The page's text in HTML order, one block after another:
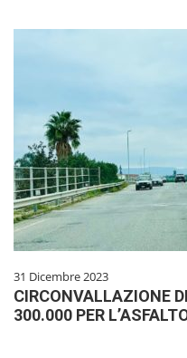
31 Dicembre 2023
CIRCONVALLAZIONE
300.000 PER